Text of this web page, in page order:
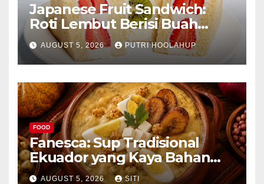
Japanese Fruit Sandwich:
Roti Lembut Berisi Buah
Segar yang Memikat Selera
AUGUST 5, 2026 PUTRI HOOLAHUP
FOOD
Fanesca: Sup Tradisional
Ekuador yang Kaya Bahan
dan Rasa
AUGUST 5, 2026 SITI